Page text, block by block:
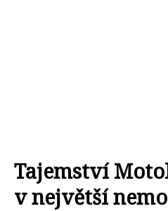
Tajemství
v největší